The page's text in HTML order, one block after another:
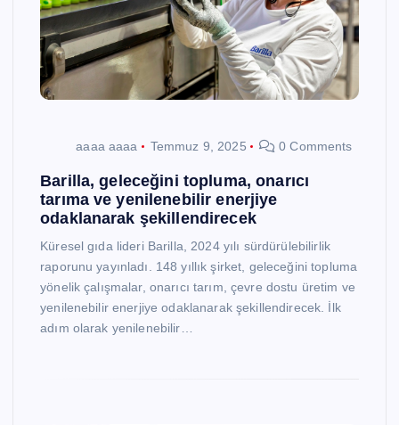
aaaa aaaa Temmuz 9, 2025 0 Comments
Barilla, geleceğini topluma, onarıcı
tarıma ve yenilenebilir enerjiye
odaklanarak şekillendirecek
Küresel gıda lideri Barilla, 2024 yılı sürdürülebilirlik
raporunu yayınladı. 148 yıllık şirket, geleceğini topluma
yönelik çalışmalar, onarıcı tarım, çevre dostu üretim ve
yenilenebilir enerjiye odaklanarak şekillendirecek. İlk
adım olarak yenilenebilir…